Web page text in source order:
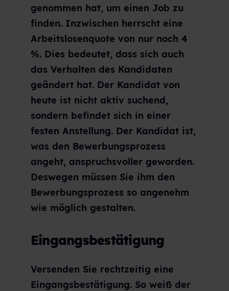
genommen hat, um einen Job zu
finden. Inzwischen herrscht eine
Arbeitslosenquote von nur noch 4
%. Dies bedeutet, dass sich auch
das Verhalten des Kandidaten
geändert hat. Der Kandidat von
heute ist nicht aktiv suchend,
sondern befindet sich in einer
festen Anstellung. Der Kandidat ist,
was den Bewerbungsprozess
angeht, anspruchsvoller geworden.
Deswegen müssen Sie ihm den
Bewerbungsprozess so angenehm
wie möglich gestalten.
Eingangsbestätigung
Versenden Sie rechtzeitig eine
Eingangsbestätigung. So weiß der